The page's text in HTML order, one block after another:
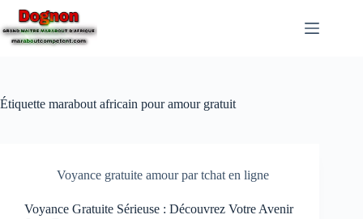
Étiquette marabout africain pour amour gratuit
Voyance gratuite amour par tchat en ligne
Voyance Gratuite Sérieuse : Découvrez Votre Avenir